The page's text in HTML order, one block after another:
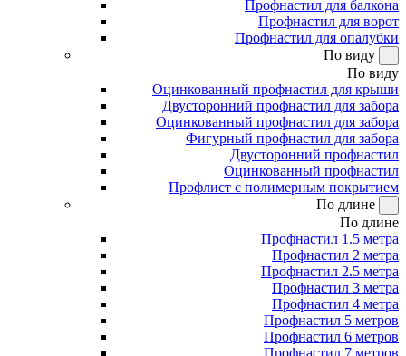
Профнастил для балкона
Профнастил для ворот
Профнастил для опалубки
По виду
По виду
Оцинкованный профнастил для крыши
Двусторонний профнастил для забора
Оцинкованный профнастил для забора
Фигурный профнастил для забора
Двусторонний профнастил
Оцинкованный профнастил
Профлист с полимерным покрытием
По длине
По длине
Профнастил 1.5 метра
Профнастил 2 метра
Профнастил 2.5 метра
Профнастил 3 метра
Профнастил 4 метра
Профнастил 5 метров
Профнастил 6 метров
Профнастил 7 метров